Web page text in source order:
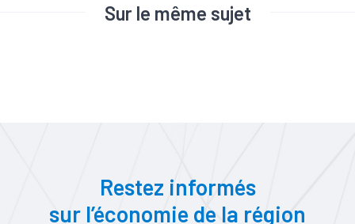
Sur le même sujet
Restez informés
sur l’économie de la région